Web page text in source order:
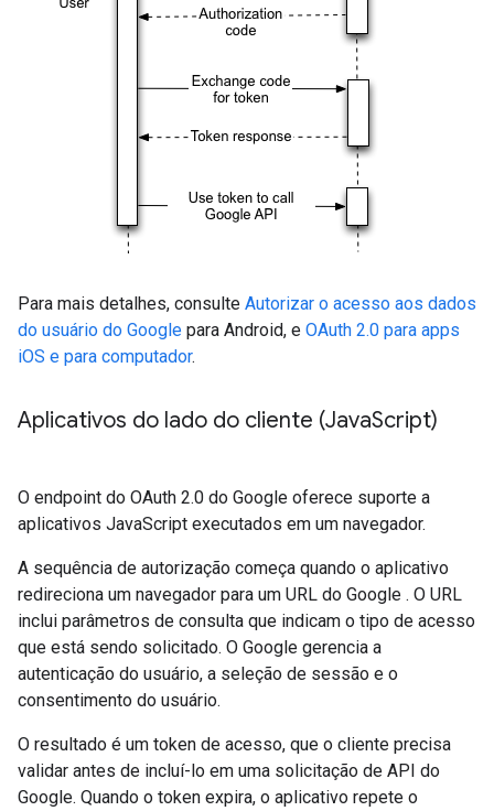
Para mais detalhes, consulte Autorizar o acesso aos dados
do usuário do Google para Android, e OAuth 2.0 para apps
iOS e para computador.
Aplicativos do lado do cliente (JavaScript)
O endpoint do OAuth 2.0 do Google oferece suporte a
aplicativos JavaScript executados em um navegador.
A sequência de autorização começa quando o aplicativo
redireciona um navegador para um URL do Google . O URL
inclui parâmetros de consulta que indicam o tipo de acesso
que está sendo solicitado. O Google gerencia a
autenticação do usuário, a seleção de sessão e o
consentimento do usuário.
O resultado é um token de acesso, que o cliente precisa
validar antes de incluí-lo em uma solicitação de API do
Google. Quando o token expira, o aplicativo repete o